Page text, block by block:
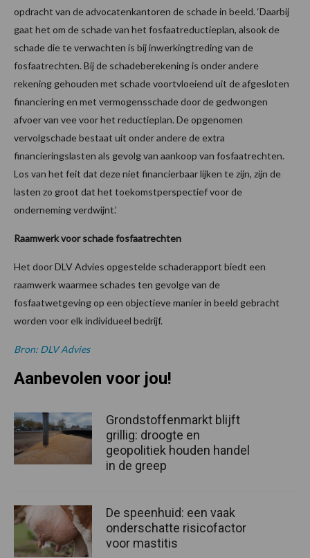
opdracht van de advocatenkantoren de schade in beeld. ‘Daarbij
gaat het om de schade van het fosfaatreductieplan, alsook de
schade die te verwachten is bij inwerkingtreding van de
fosfaatrechten. Bij de schadeberekening is onder andere
rekening gehouden met schade voortvloeiend uit de afgesloten
financiering en met vermogensschade door de gedwongen
afvoer van vee voor het reductieplan. De opgenomen
vervolgschade bestaat uit onder andere de extra
financieringslasten als gevolg van aankoop van fosfaatrechten.
Los van het feit dat deze niet financierbaar lijken te zijn, zijn de
lasten zo groot dat het toekomstperspectief voor de
onderneming verdwijnt.’
Raamwerk voor schade fosfaatrechten
Het door DLV Advies opgestelde schaderapport biedt een
raamwerk waarmee schades ten gevolge van de
fosfaatwetgeving op een objectieve manier in beeld gebracht
worden voor elk individueel bedrijf.
Bron: DLV Advies
Aanbevolen voor jou!
Grondstoffenmarkt blijft
grillig: droogte en
geopolitiek houden handel
in de greep
De speenhuid: een vaak
onderschatte risicofactor
voor mastitis